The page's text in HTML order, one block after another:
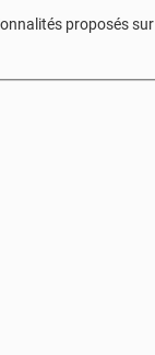
proposés